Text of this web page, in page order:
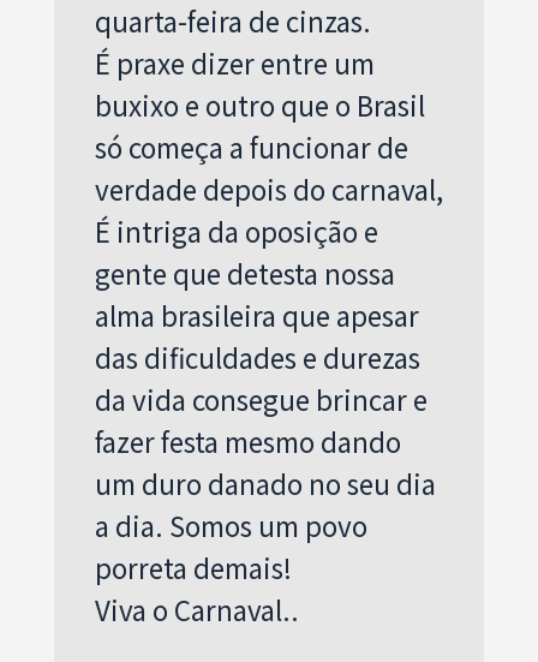
quarta-feira de cinzas.
É praxe dizer entre um
buxixo e outro que o Brasil
só começa a funcionar de
verdade depois do carnaval,
É intriga da oposição e
gente que detesta nossa
alma brasileira que apesar
das dificuldades e durezas
da vida consegue brincar e
fazer festa mesmo dando
um duro danado no seu dia
a dia. Somos um povo
porreta demais!
Viva o Carnaval..